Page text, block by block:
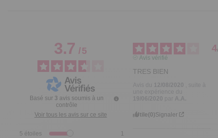
3.7/5
Basé sur 3 avis soumis à un
contrôle
Voir tous les avis sur ce site
5 étoiles
1
4
Avis vérifié
TRES BIEN
12/08/2020
, suite à
19/06/2020
A.A.
Utile(0)Signaler